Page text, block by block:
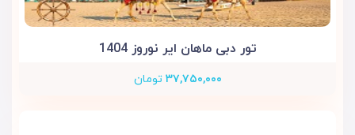
تور دبی ماهان ایر نوروز 1404
۳۷,۷۵۰,۰۰۰ تومان